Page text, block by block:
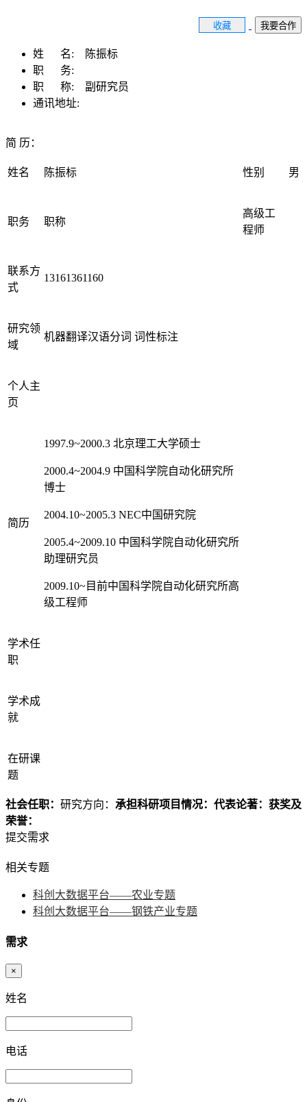
收藏 我要合作
姓 名:
陈振标
职 务:
职 称: 副研究员
通讯地址:
简 历：
姓名 陈振标 性别 男
职务 职称
高级工
程师
联系方
式
13161361160
研究领
域
机器翻译汉语分词 词性标注
个人主
页
简历
1997.9~2000.3 北京理工大学硕士
2000.4~2004.9 中国科学院自动化研究所
博士
2004.10~2005.3 NEC中国研究院
2005.4~2009.10 中国科学院自动化研究所
助理研究员
2009.10~目前中国科学院自动化研究所高
级工程师
学术任
职
学术成
就
在研课
题
社会任职： 研究方向： 承担科研项目情况： 代表论著： 获奖及
荣誉：
提交需求
相关专题
科创大数据平台——农业专题
科创大数据平台——钢铁产业专题
需求
×
姓名
电话